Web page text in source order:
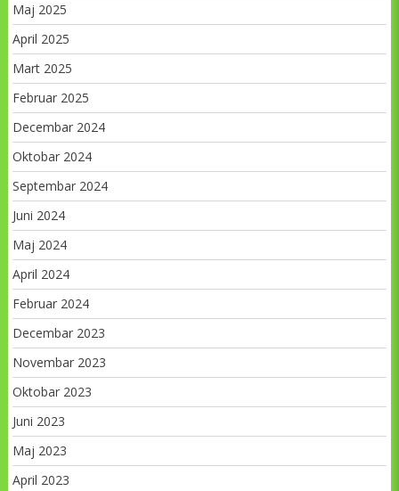
Maj 2025
April 2025
Mart 2025
Februar 2025
Decembar 2024
Oktobar 2024
Septembar 2024
Juni 2024
Maj 2024
April 2024
Februar 2024
Decembar 2023
Novembar 2023
Oktobar 2023
Juni 2023
Maj 2023
April 2023